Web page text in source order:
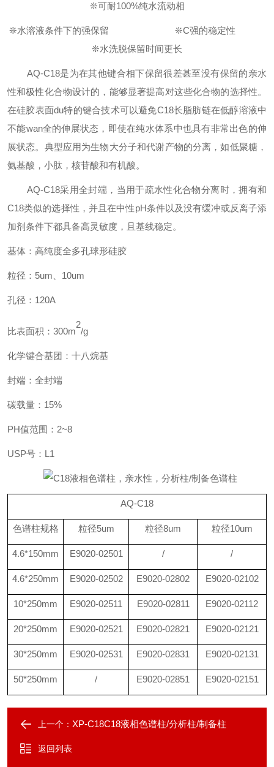
❊可耐100%纯水流动相
❊水溶液条件下的强保留 ❊C强的稳定性
❊水洗脱保留时间更长
AQ-C18是为在其他键合相下保留很差甚至没有保留的亲水
性和极性化合物设计的，能够显著提高对这些化合物的选择性。
在硅胶表面du特的键合技术可以避免C18长脂肪链在低醇溶液中
不能wan全的伸展状态，即使在纯水体系中也具有非常出色的伸
展状态。典型应用为生物大分子和代谢产物的分离，如低聚糖，
氨基酸，小肽，核苷酸和有机酸。
AQ-C18采用全封端，当用于疏水性化合物分离时，拥有和
C18类似的选择性 ， 并且在中性pH条件以及没有缓冲或反离子添
加剂条件下都具备高灵敏度，且基线稳定。
基体：高纯度全多孔球形硅胶
粒径： 5um、10um
孔径： 120A
比表面积： 300m
2
/g
化学键合基团：十八烷基
封端：全封端
碳载量： 15%
PH值范围：2~8
USP号：L1
AQ-C18
色谱柱规格 粒径5um 粒径8um 粒径10um
4.6*150mm E9020-02501 / /
4.6*250mm E9020-02502 E9020-02802 E9020-02102
10*250mm E9020-02511 E9020-02811 E9020-02112
20*250mm E9020-02521 E9020-02821 E9020-02121
30*250mm E9020-02531 E9020-02831 E9020-02131
50*250mm / E9020-02851 E9020-02151
上一个： XP-C18C18液相色谱柱/分析柱/制备柱
返回列表